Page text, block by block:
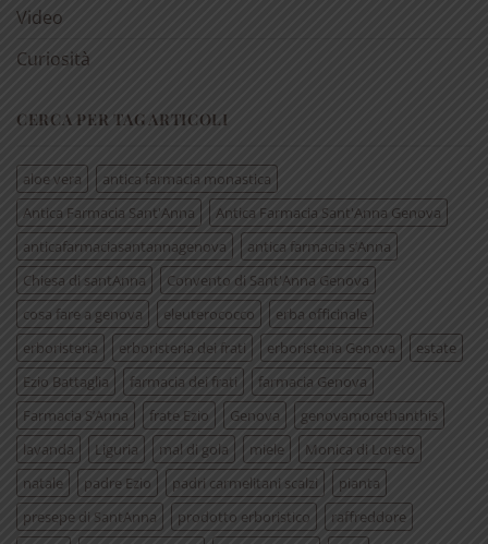
Video
Curiosità
CERCA PER TAG ARTICOLI
aloe vera
antica farmacia monastica
Antica Farmacia Sant'Anna
Antica Farmacia Sant'Anna Genova
anticafarmaciasantannagenova
antica farmacia s’Anna
Chiesa di santAnna
Convento di Sant'Anna Genova
cosa fare a genova
eleuterococco
erba officinale
erboristeria
erboristeria dei frati erboristeria Genova
estate
Ezio Battaglia
farmacia dei frati
farmacia Genova
Farmacia S’Anna
frate Ezio Genova
genovamorethanthis
lavanda
Liguria mal di gola miele
Monica di Loreto
natale
padre Ezio padri carmelitani scalzi
pianta
presepe di SantAnna
prodotto erboristico
raffreddore